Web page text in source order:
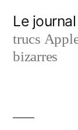
contenu
Le
trucs
bizarres